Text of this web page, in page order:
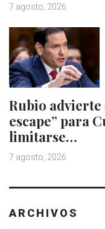
7 agosto, 2026
Rubio advierte
escape” para
limitarse…
7 agosto, 2026
ARCHIVOS